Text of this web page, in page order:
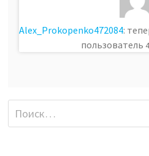
Alex_Prokopenko472084:
пользователь
Найти: